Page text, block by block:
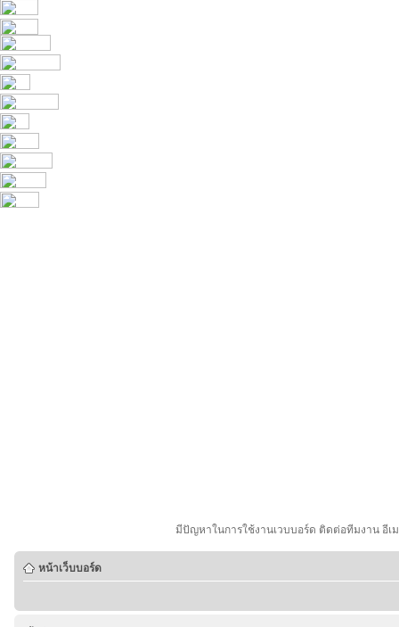
มีปัญหาในการใช้งานเวบบอร์ด ติดต่อทีมงาน อีเ
หน้าเว็บบอร์ด